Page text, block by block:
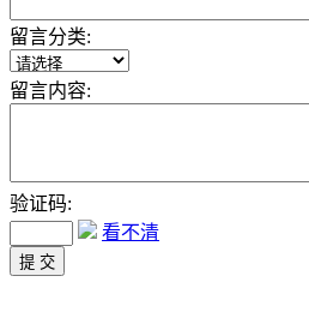
留言分类:
留言内容:
验证码:
看不清